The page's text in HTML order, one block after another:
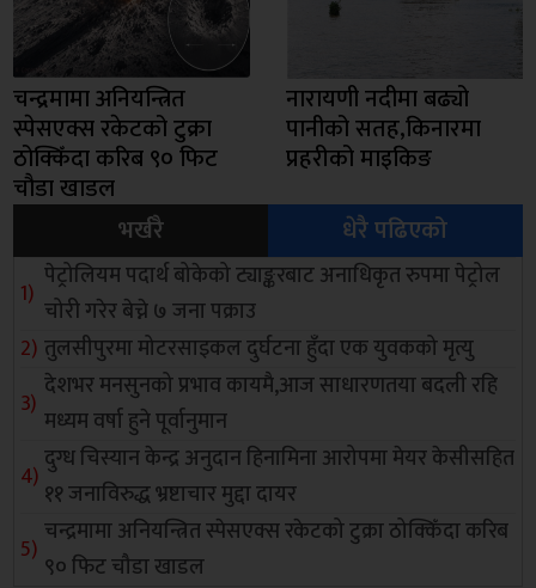
चन्द्रमामा अनियन्त्रित
स्पेसएक्स रकेटको टुक्रा
ठोक्किँदा करिब ९० फिट
चौडा खाडल
नारायणी नदीमा बढ्यो
पानीको सतह,किनारमा
प्रहरीको माइकिङ
भर्खरै
धेरै पढिएको
पेट्रोलियम पदार्थ बोकेको ट्याङ्करबाट अनाधिकृत रुपमा पेट्रोल
चोरी गरेर बेच्ने ७ जना पक्राउ
तुलसीपुरमा मोटरसाइकल दुर्घटना हुँदा एक युवकको मृत्यु
देशभर मनसुनको प्रभाव कायमै,आज साधारणतया बदली रहि
मध्यम वर्षा हुने पूर्वानुमान
दुग्ध चिस्यान केन्द्र अनुदान हिनामिना आरोपमा मेयर केसीसहित
११ जनाविरुद्ध भ्रष्टाचार मुद्दा दायर
चन्द्रमामा अनियन्त्रित स्पेसएक्स रकेटको टुक्रा ठोक्किँदा करिब
९० फिट चौडा खाडल